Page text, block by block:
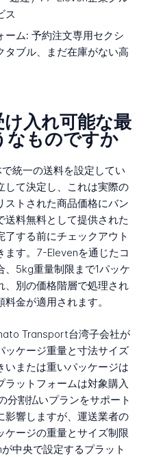
ス
ーム: 予約注文専用セクシ
タブル、まだ在庫がない高
入れ可能な最
なものですか
統一の送料を設定してい
して決定し、これは実際の
ストされた商品価格にバン
送料無料として提供された
了する前にチェックアウト
ます。7-Elevenを通じたコ
、5kg重量制限まで1パッケ
、別の価格階層で処理され
金が適用されます。
Transport台湾子会社が
ッケージ重量と寸法サイズ
いまたは重いパッケージは
ラットフォームは対象購入
分割払いプランをサポート
影響しますが、運送業者の
ケージの重量とサイズ制限
中央で設定するプラット